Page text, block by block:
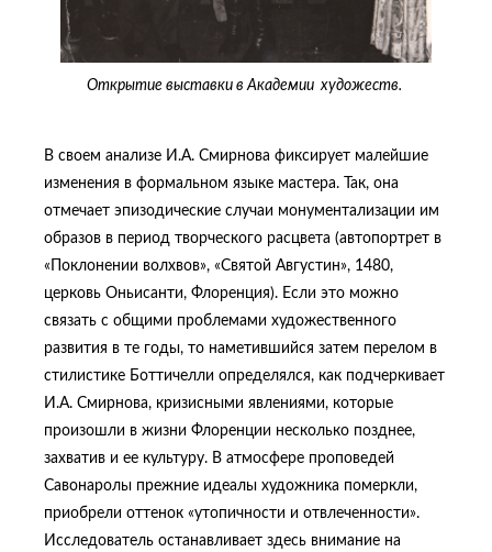
Открытие выставки в Академии художеств.
В своем анализе И.А. Смирнова фиксирует малейшие
изменения в формальном языке мастера. Так, она
отмечает эпизодические случаи монументализации им
образов в период творческого расцвета (автопортрет в
«Поклонении волхвов», «Святой Августин», 1480,
церковь Оньисанти, Флоренция). Если это можно
связать с общими проблемами художественного
развития в те годы, то наметившийся затем перелом в
стилистике Боттичелли определялся, как подчеркивает
И.А. Смирнова, кризисными явлениями, которые
произошли в жизни Флоренции несколько позднее,
захватив и ее культуру. В атмосфере проповедей
Савонаролы прежние идеалы художника померкли,
приобрели оттенок «утопичности и отвлеченности».
Исследователь останавливает здесь внимание на